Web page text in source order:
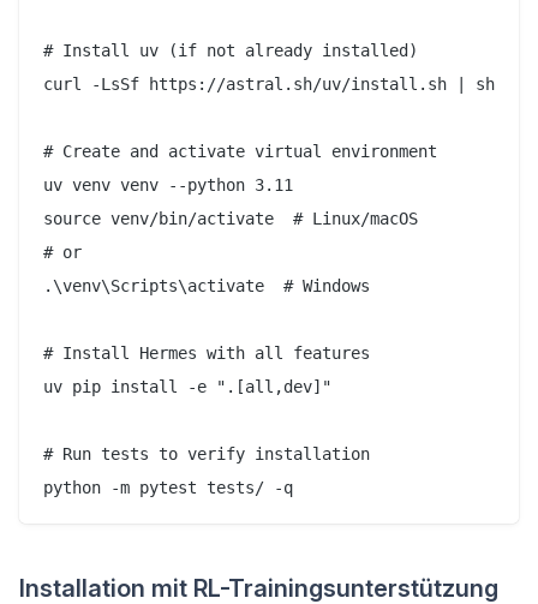
# Install uv (if not already installed)
curl -LsSf https://astral.sh/uv/install.sh | sh
# Create and activate virtual environment
uv venv venv --python 3.11
source venv/bin/activate  # Linux/macOS
# or
.\venv\Scripts\activate  # Windows
# Install Hermes with all features
uv pip install -e ".[all,dev]"
# Run tests to verify installation
python -m pytest tests/ -q
Installation mit RL-Trainingsunterstützung